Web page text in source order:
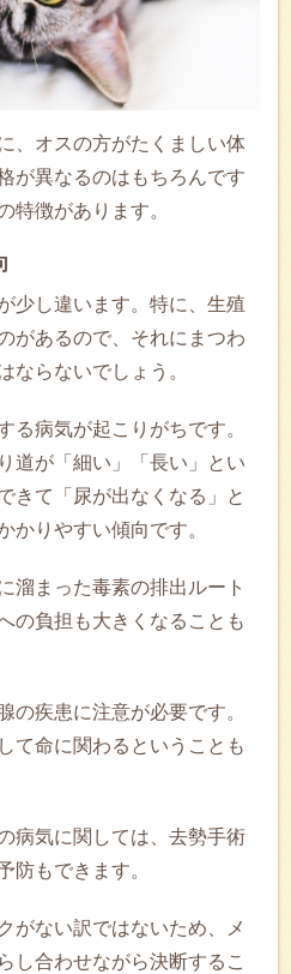
、オスの方がたくましい体
が異なるのはもちろんです
特徴があります。
少し違います。特に、生殖
があるので、それにまつわ
ならないでしょう。
る病気が起こりがちです。
道が「細い」「長い」とい
きて「尿が出なくなる」と
かりやすい傾向です。
溜まった毒素の排出ルート
の負担も大きくなることも
の疾患に注意が必要です。
て命に関わるということも
病気に関しては、去勢手術
防もできます。
がない訳ではないため、メ
し合わせながら決断するこ